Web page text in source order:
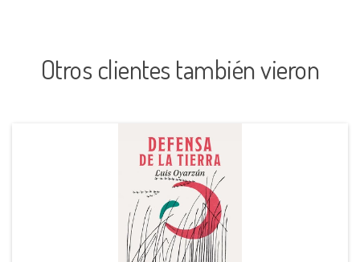
Otros clientes también vieron